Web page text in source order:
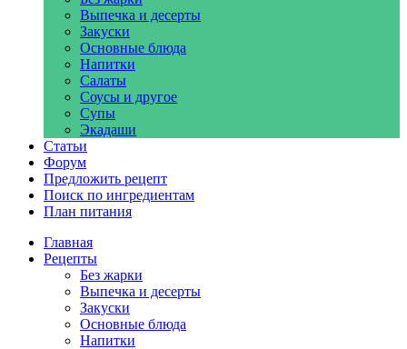
Выпечка и десерты
Закуски
Основные блюда
Напитки
Салаты
Соусы и другое
Супы
Экадаши
Статьи
Форум
Предложить рецепт
Поиск по ингредиентам
План питания
Главная
Рецепты
Без жарки
Выпечка и десерты
Закуски
Основные блюда
Напитки